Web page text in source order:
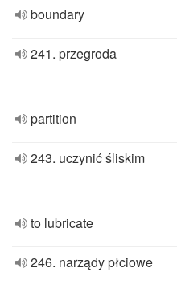
boundary
241. przegroda
partition
243. uczynić śliskim
to lubricate
246. narządy płciowe